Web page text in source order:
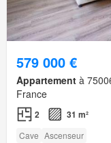
579 000 €
Appartement à
France
2 31 m²
Cave Ascenseur